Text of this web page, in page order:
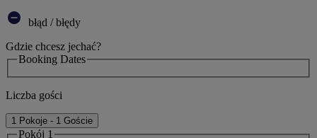
błąd / błędy
Gdzie chcesz jechać?
Booking Dates
Liczba gości
1 Pokoje - 1 Goście
Pokój 1